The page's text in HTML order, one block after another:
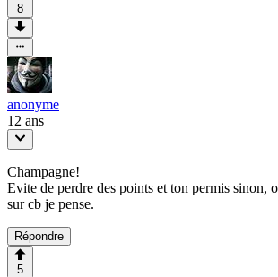
8
anonyme
12 ans
Champagne!
Evite de perdre des points et ton permis sinon,
sur cb je pense.
Répondre
5